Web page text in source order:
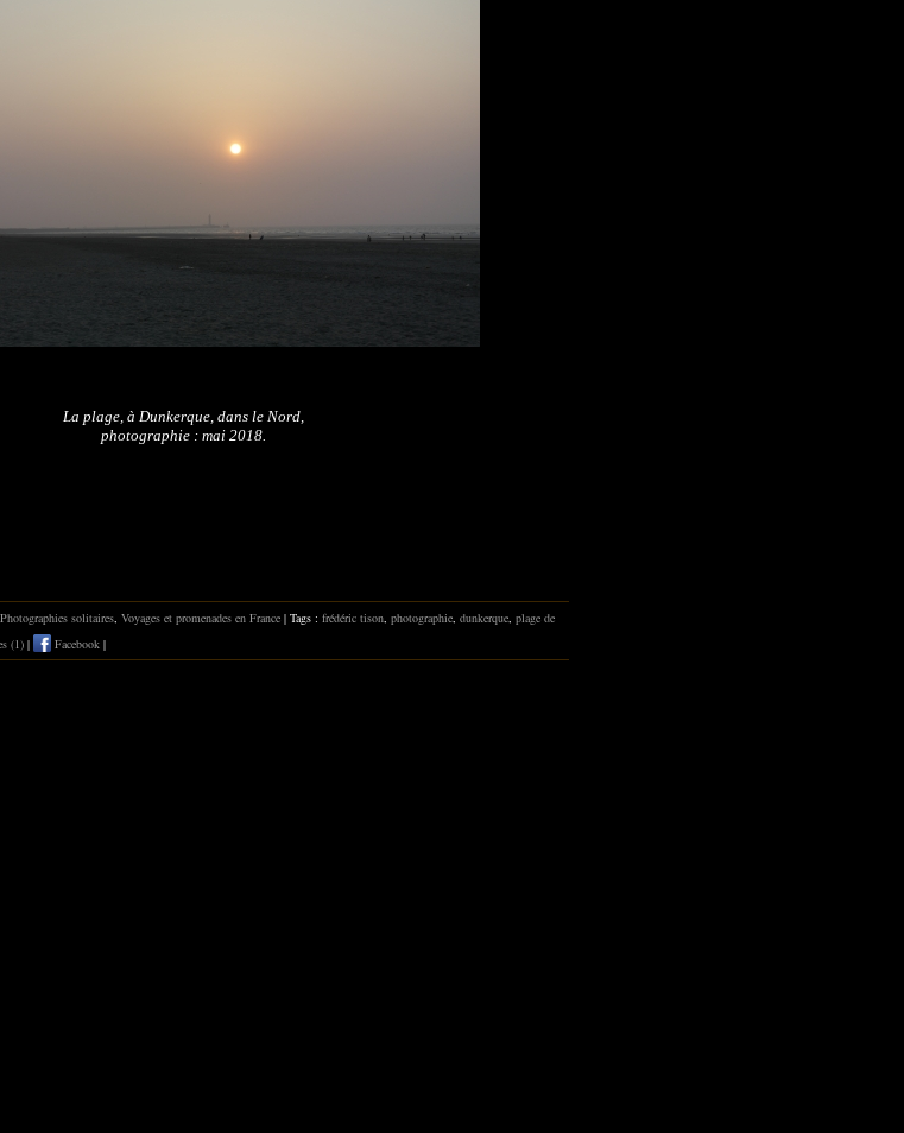
La plage, à Dunkerque, dans le Nord,
photographie : mai 2018.
Photographies solitaires Voyages et promenades en France | Tags : frédéric tison photographie dunkerque plage de
(1) | Facebook |